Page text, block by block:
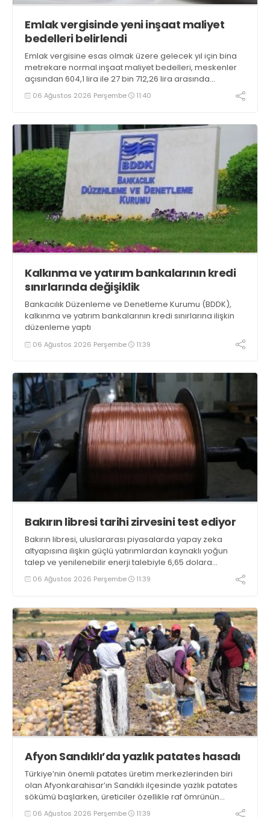
Emlak vergisinde yeni inşaat maliyet
bedelleri belirlendi
Emlak vergisine esas olmak üzere gelecek yıl için bina
metrekare normal inşaat maliyet bedelleri, meskenler
açısından 604,1 lira ile 27 bin 712,26 lira arasında
değişecek
06 Ağustos 2026 Perşembe 11:40
Kalkınma ve yatırım bankalarının kredi
sınırlarında değişiklik
Bankacılık Düzenleme ve Denetleme Kurumu (BDDK),
kalkınma ve yatırım bankalarının kredi sınırlarına ilişkin
düzenleme yaptı
06 Ağustos 2026 Perşembe 11:39
Bakırın libresi tarihi zirvesini test ediyor
Bakırın libresi, uluslararası piyasalarda yapay zeka
altyapısına ilişkin güçlü yatırımlardan kaynaklı yoğun
talep ve yenilenebilir enerji talebiyle 6,65 dolara
ulaşarak tarihi zirvesini test ediyor
06 Ağustos 2026 Perşembe 11:39
Afyon Sandıklı’da yazlık patates hasadı
Türkiye’nin önemli patates üretim merkezlerinden biri
olan Afyonkarahisar’ın Sandıklı ilçesinde yazlık patates
sökümü başlarken, üreticiler özellikle raf ömrünün
yaklaşık 2 ay olması ve rengi bakımından tüketimde
06 Ağustos 2026 Perşembe 11:39